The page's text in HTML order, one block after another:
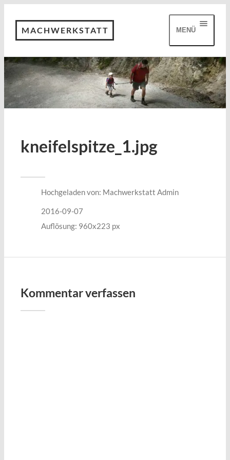
MACHWERKSTATT MENÜ
kneifelspitze_1.jpg
Hochgeladen von: Machwerkstatt Admin
2016-09-07
Auflösung: 960x223 px
Kommentar verfassen